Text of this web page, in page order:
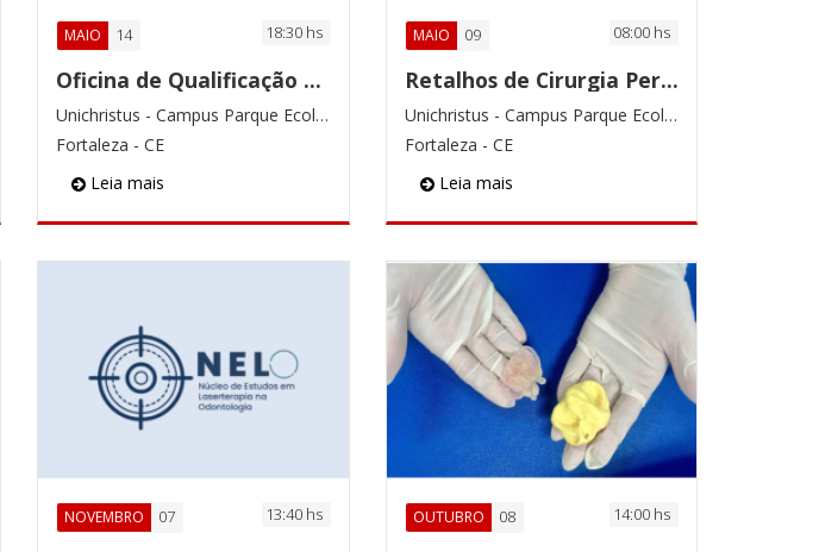
MAIO 14 18:30 hs
Oficina de Qualificação da Brinquedoteca
Unichristus - Campus Parque Ecológico
Fortaleza - CE
Leia mais
MAIO 09 08:00 hs
Retalhos de Cirurgia Periodontal e Bucodentária
Unichristus - Campus Parque Ecológico
Fortaleza - CE
Leia mais
NOVEMBRO 07 13:40 hs OUTUBRO 08 14:00 hs